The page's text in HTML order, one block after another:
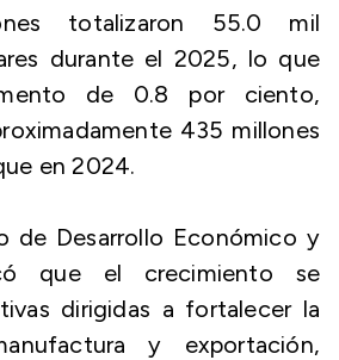
totalizaron 55.0 mil
durante el 2025, lo que
de 0.8 por ciento,
435 millones
en 2024.
de Desarrollo Económico y
que el crecimiento se
dirigidas a fortalecer la
y exportación,